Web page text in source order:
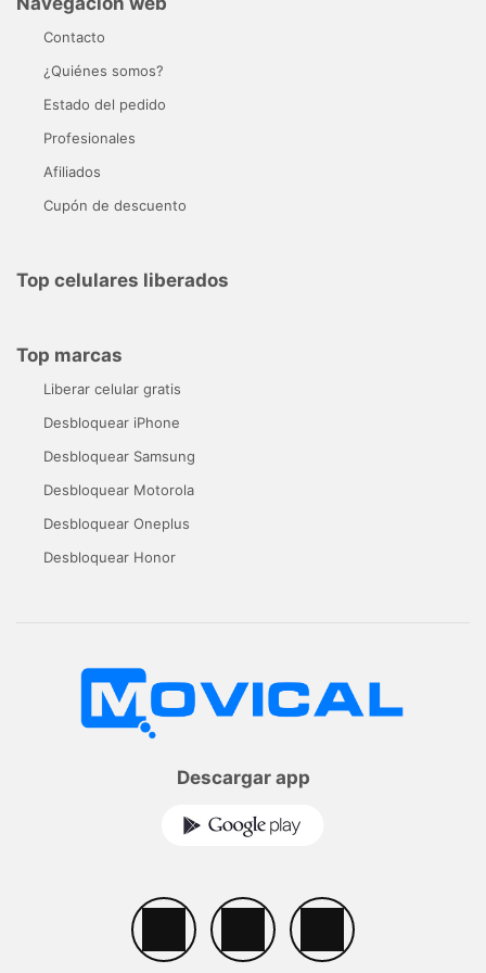
Contacto
¿Quiénes somos?
Estado del pedido
Profesionales
Afiliados
Cupón de descuento
Top celulares liberados
Top marcas
Liberar celular gratis
Desbloquear iPhone
Desbloquear Samsung
Desbloquear Motorola
Desbloquear Oneplus
Desbloquear Honor
Descargar app